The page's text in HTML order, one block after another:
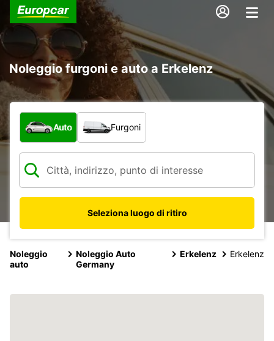
Noleggio furgoni e auto a Erkelenz
Scegli la tipologia di veicolo:
Auto Furgoni
Seleziona luogo di ritiro
Noleggio
auto
Noleggio Auto
Germany
Erkelenz Erkelenz